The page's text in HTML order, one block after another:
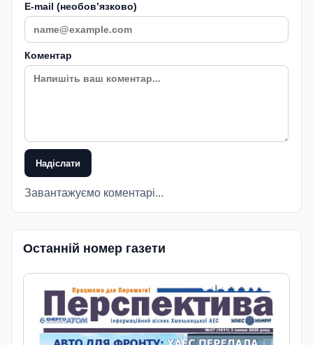
E-mail (необовʼязково)
Коментар
Надіслати
Завантажуємо коментарі...
Останній номер газети